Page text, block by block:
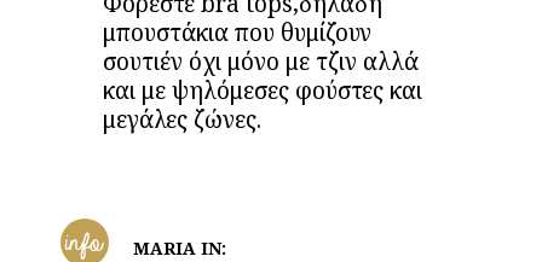
μπουστάκια που θυμίζουν
σουτιέν όχι μόνο με τζιν αλλά
και με ψηλόμεσες φούστες και
μεγάλες ζώνες.
info
MARIA IN: